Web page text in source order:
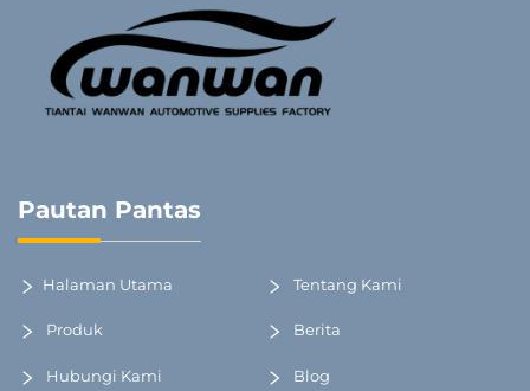
Pautan Pantas
Halaman Utama Tentang Kami
Produk Berita
Hubungi Kami Blog